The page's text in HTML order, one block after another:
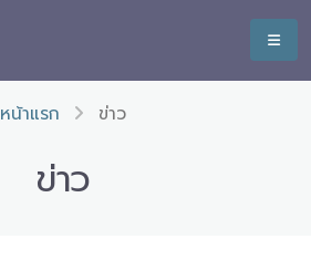
หน้าแรก ข่าว
ข่าว